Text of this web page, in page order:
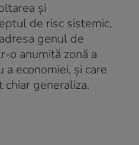
și
de risc sistemic,
genul de
o anumită zonă a
economiei, și care
generaliza.